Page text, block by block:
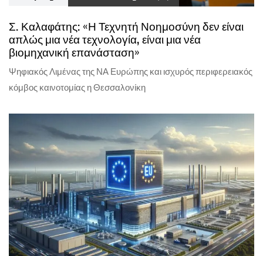
Σ. Καλαφάτης: «Η Τεχνητή Νοημοσύνη δεν είναι
απλώς μια νέα τεχνολογία, είναι μια νέα
βιομηχανική επανάσταση»
Ψηφιακός Λιμένας της ΝΑ Ευρώπης και ισχυρός περιφερειακός
κόμβος καινοτομίας η Θεσσαλονίκη